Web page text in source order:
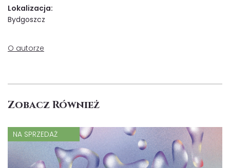
Lokalizacja:
Bydgoszcz
O autorze
Zobacz Również
NA SPRZEDAŻ